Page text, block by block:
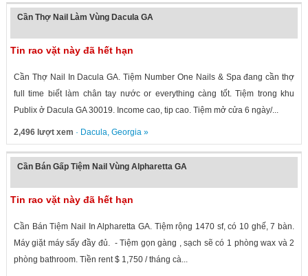
Cần Thợ Nail Làm Vùng Dacula GA
Tin rao vặt này đã hết hạn
Cần Thợ Nail In Dacula GA. Tiệm Number One Nails & Spa đang cần thợ
full time biết làm chân tay nước or everything càng tốt. Tiệm trong khu
Publix ở Dacula GA 30019. Income cao, tip cao. Tiệm mở cửa 6 ngày/...
2,496 lượt xem · Dacula, Georgia»
Cần Bán Gấp Tiệm Nail Vùng Alpharetta GA
Tin rao vặt này đã hết hạn
Cần Bán Tiệm Nail In Alpharetta GA. Tiệm rộng 1470 sf, có 10 ghế, 7 bàn.
Máy giặt máy sấy đầy đủ. - Tiệm gọn gàng , sạch sẽ có 1 phòng wax và 2
phòng bathroom. Tiền rent $ 1,750 / tháng cà...